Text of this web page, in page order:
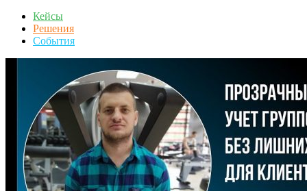
Кейсы
Решения
События